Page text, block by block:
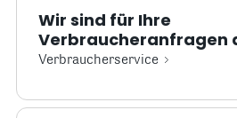
Wir sind für Ihre
Verbraucheranfragen
Verbraucherservice